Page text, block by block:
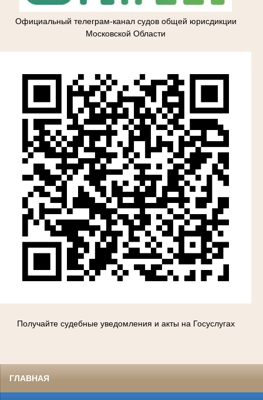
Официальный телеграм-канал судов общей юрисдикции
Московской Области
Получайте судебные уведомления и акты на Госуслугах
ГЛАВНАЯ